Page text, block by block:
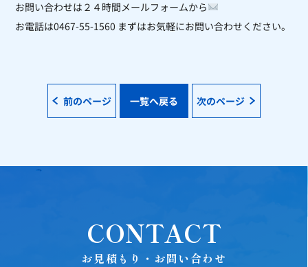
お問い合わせは２４時間メールフォームから
お電話は0467-55-1560 まずはお気軽にお問い合わせください。
前のページ 一覧へ戻る 次のページ
CONTACT
お見積もり・お問い合わせ